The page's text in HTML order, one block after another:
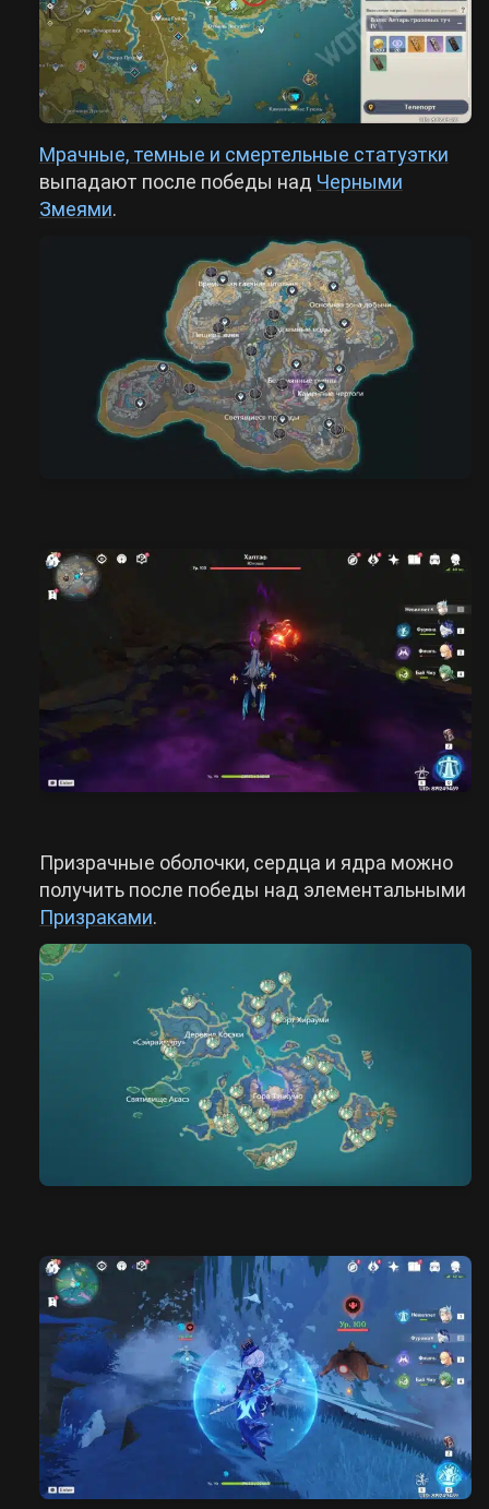
Мрачные, темные и смертельные статуэтки
выпадают после победы над Черными
Змеями.
Призрачные оболочки, сердца и ядра можно
получить после победы над элементальными
Призраками.